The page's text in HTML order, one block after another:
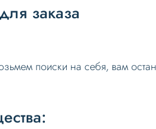
заказа
поиски на себя, вам